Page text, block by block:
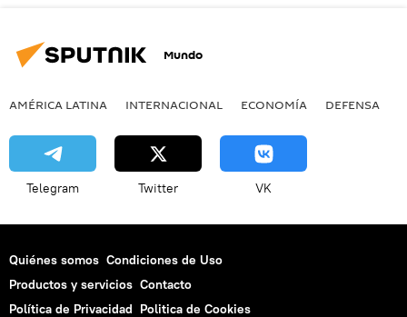
Mundo
AMÉRICA LATINA INTERNACIONAL ECONOMÍA DEFENSA
Telegram Twitter VK
Quiénes somos Condiciones de Uso
Productos y servicios Contacto
Política de Privacidad Politica de Cookies